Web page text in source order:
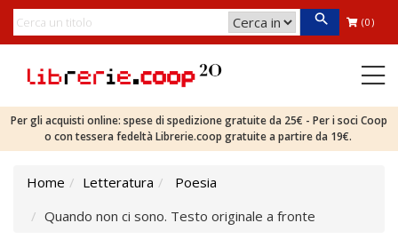
(0)
Per gli acquisti online: spese di spedizione gratuite da 25€ - Per i soci Coop
o con tessera fedeltà Librerie.coop gratuite a partire da 19€.
Home Letteratura
Poesia
Quando non ci sono. Testo originale a fronte